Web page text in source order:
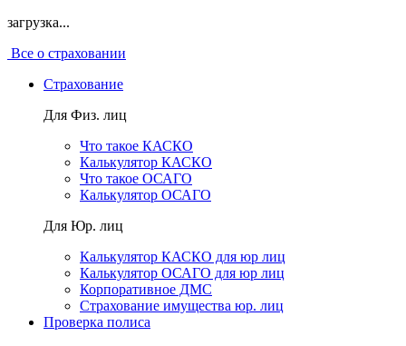
загрузка...
Все о страховании
Страхование
Для Физ. лиц
Что такое КАСКО
Калькулятор КАСКО
Что такое ОСАГО
Калькулятор ОСАГО
Для Юр. лиц
Калькулятор КАСКО для юр лиц
Калькулятор ОСАГО для юр лиц
Корпоративное ДМС
Страхование имущества юр. лиц
Проверка полиса